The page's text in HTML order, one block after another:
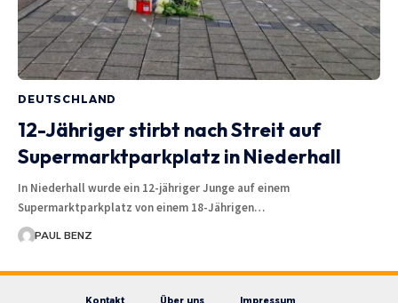
DEUTSCHLAND
12-Jähriger stirbt nach Streit auf
Supermarktparkplatz in Niederhall
In Niederhall wurde ein 12-jähriger Junge auf einem
Supermarktparkplatz von einem 18-Jährigen…
PAUL BENZ
Kontakt Über uns Impressum